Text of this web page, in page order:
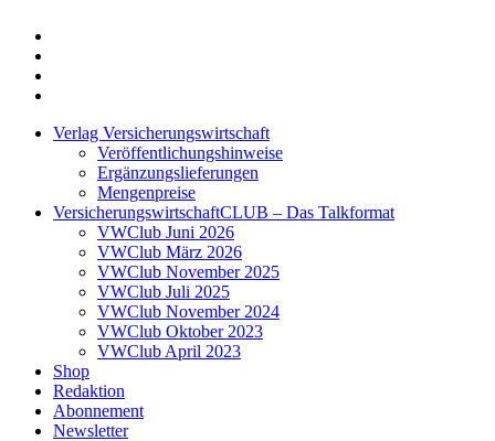
Verlag Versicherungswirtschaft
Veröffentlichungshinweise
Ergänzungslieferungen
Mengenpreise
VersicherungswirtschaftCLUB – Das Talkformat
VWClub Juni 2026
VWClub März 2026
VWClub November 2025
VWClub Juli 2025
VWClub November 2024
VWClub Oktober 2023
VWClub April 2023
Shop
Redaktion
Abonnement
Newsletter